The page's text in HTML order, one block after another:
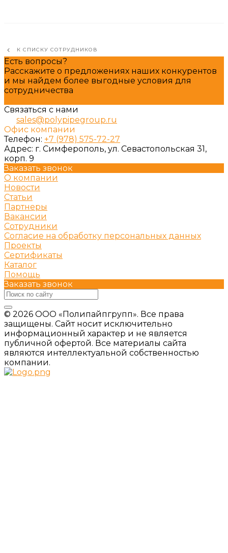
К СПИСКУ СОТРУДНИКОВ
Есть вопросы?
Расскажите о предложениях наших конкурентов
и мы найдем более выгодные условия для
сотрудничества
Связаться с нами
sales@polypipegroup.ru
Офис компании
Телефон: +7 (978) 575-72-27
Адрес: г. Симферополь, ул. Севастопольская 31,
корп. 9
Заказать звонок
О компании
Новости
Статьи
Партнеры
Вакансии
Сотрудники
Согласие на обработку персональных данных
Проекты
Сертификаты
Каталог
Помощь
Заказать звонок
© 2026 ООО «Полипайпгрупп». Все права
защищены. Сайт носит исключительно
информационный характер и не является
публичной офертой. Все материалы сайта
являются интеллектуальной собственностью
компании.